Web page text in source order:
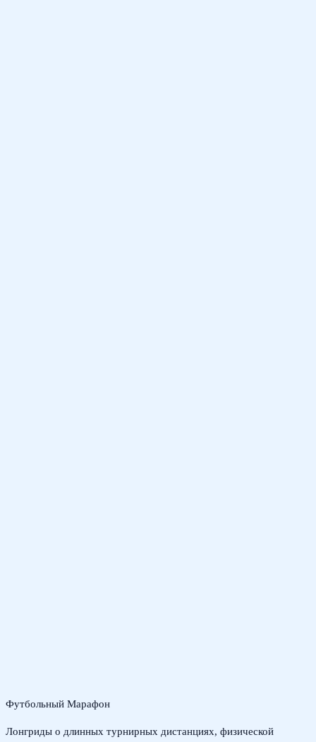
Футбольный Марафон
Лонгриды о длинных турнирных дистанциях, физической